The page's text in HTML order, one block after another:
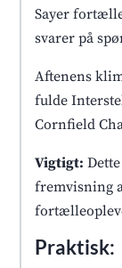
Sayer
svarer på
Aftenens
fulde
Cornfield
Vigtigt:
fremvisning
Praktisk: